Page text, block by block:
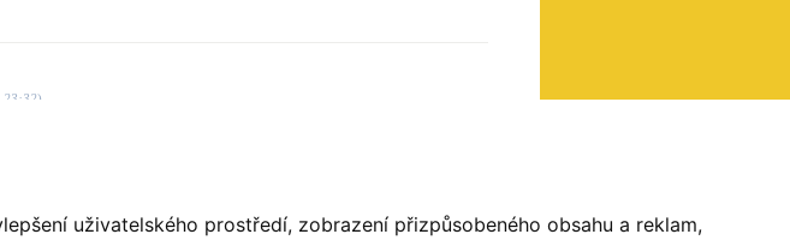
uživatelského prostředí, zobrazení přizpůsobeného obsahu a reklam,
23:32)